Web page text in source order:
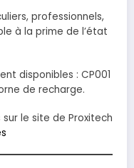
professionnels,
à la prime de l’état
disponibles : CP001
de recharge.
le site de Proxitech